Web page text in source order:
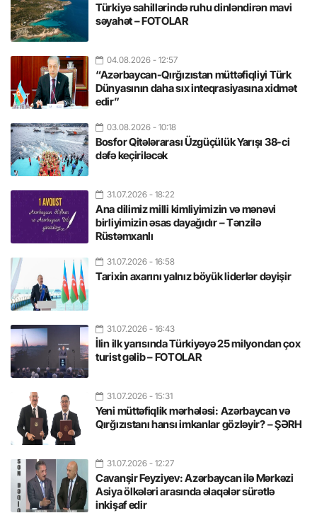
Türkiyə sahillərində ruhu dinləndirən mavi
səyahət – FOTOLAR
04.08.2026 - 12:57
“Azərbaycan-Qırğızıstan müttəfiqliyi Türk
Dünyasının daha sıx inteqrasiyasına xidmət
edir”
03.08.2026 - 10:18
Bosfor Qitələrarası Üzgüçülük Yarışı 38-ci
dəfə keçiriləcək
31.07.2026 - 18:22
Ana dilimiz milli kimliyimizin və mənəvi
birliyimizin əsas dayağıdır – Tənzilə
Rüstəmxanlı
31.07.2026 - 16:58
Tarixin axarını yalnız böyük liderlər dəyişir
31.07.2026 - 16:43
İlin ilk yarısında Türkiyəyə 25 milyondan çox
turist gəlib – FOTOLAR
31.07.2026 - 15:31
Yeni müttəfiqlik mərhələsi: Azərbaycan və
Qırğızıstanı hansı imkanlar gözləyir? – ŞƏRH
31.07.2026 - 12:27
Cavanşir Feyziyev: Azərbaycan ilə Mərkəzi
Asiya ölkələri arasında əlaqələr sürətlə
inkişaf edir